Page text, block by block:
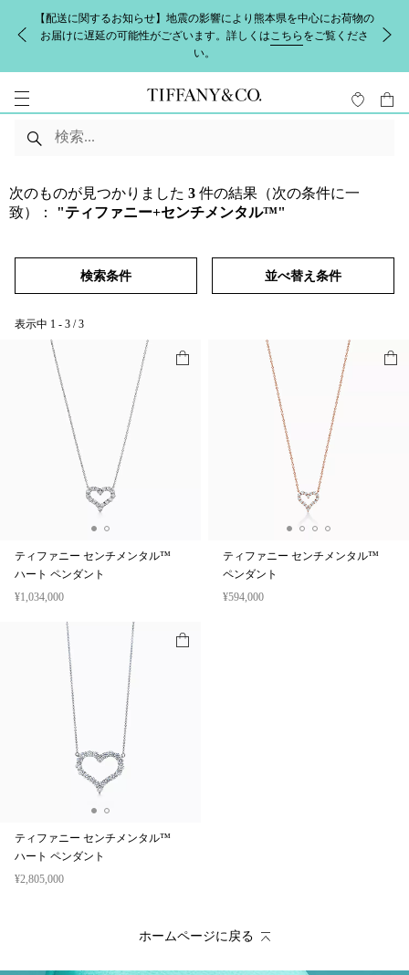
【配送に関するお知らせ】地震の影響により熊本県を中心にお荷物の
お届けに遅延の可能性がございます。詳しくはこちら をご覧くださ
い。
次のものが見つかりました 3 件の結果（次の条件に一
致）：
"ティファニー+センチメンタル™"
検索条件 並べ替え条件
表示中 1 - 3 / 3
ティファニー センチメンタル™
ハート ペンダント
¥1,034,000
ティファニー センチメンタル™
ペンダント
¥594,000
ティファニー センチメンタル™
ハート ペンダント
¥2,805,000
ホームページに戻る